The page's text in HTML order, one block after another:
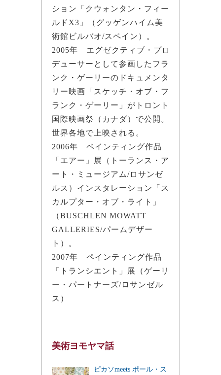
ション「クウォンタン・フィー
ルドX3」（グッゲンハイム美
術館ビルバオ/スペイン）。
2005年 エグゼクティブ・プロ
デューサーとして参画したフラ
ンク・ゲーリーのドキュメンタ
リー映画「スケッチ・オブ・フ
ランク・ゲーリー」がトロント
国際映画祭（カナダ）で公開。
世界各地で上映される。
2006年 ペインティング作品
「エアー」展（トーランス・ア
ート・ミュージアム/ロサンゼ
ルス）インスタレーション「ス
カルプター・オブ・ライト」
（BUSCHLEN MOWATT
GALLERIES/パームデザー
ト）。
2007年 ペインティング作品
「トランシエント」展（ゲーリ
ー・パートナーズ/ロサンゼル
ス）
美術ヨモヤマ話
ピカソmeets ポール・ス